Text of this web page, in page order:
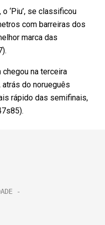
‘Piu’, se classificou
com barreiras dos
marca das
na terceira
do norueguês
rápido das semifinais,